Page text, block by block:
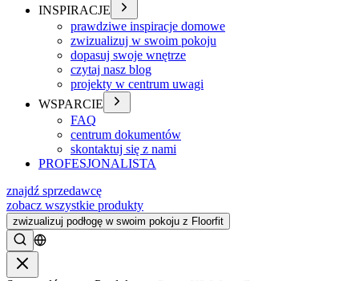
INSPIRACJE
prawdziwe inspiracje domowe
zwizualizuj w swoim pokoju
dopasuj swoje wnętrze
czytaj nasz blog
projekty w centrum uwagi
WSPARCIE
FAQ
centrum dokumentów
skontaktuj się z nami
PROFESJONALISTA
znajdź sprzedawcę
zobacz wszystkie produkty
zwizualizuj podłogę w swoim pokoju z Floorfit
Szukać